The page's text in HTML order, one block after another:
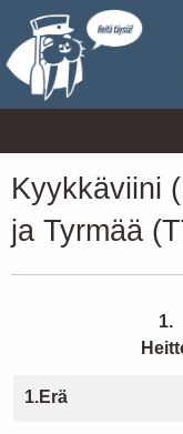
Kyykkäviini
ja Tyrmää
1.
1.Erä